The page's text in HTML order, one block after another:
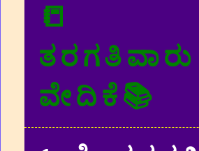
📒
ತರಗತಿವಾರು
ವೇದಿಕೆ📚